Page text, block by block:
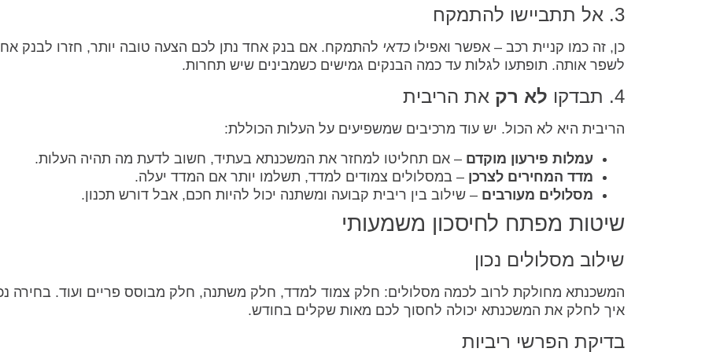
3. אל תתביישו להתמקח
כן, זה כמו קניית רכב – אפשר ואפילו כדאי להתמקח. אם בנק אחד נתן לכם הצעה טובה יותר, חזרו לבנק
לשפר אותה. תופתעו לגלות עד כמה הבנקים גמישים כשמבינים שיש תחרות.
4. תבדקו לא רק את הריבית
הריבית היא לא הכול. יש עוד מרכיבים שמשפיעים על העלות הכוללת:
עמלות פירעון מוקדם – אם תחליטו למחזר את המשכנתא בעתיד, חשוב לדעת מה תהיה העלות.
מדד המחירים לצרכן – במסלולים צמודים למדד, תשלמו יותר אם המדד יעלה.
מסלולים מעורבים – שילוב בין ריבית קבועה ומשתנה יכול להיות חכם, אבל דורש תכנון.
שיטות מפתח לחיסכון משמעותי
שילוב מסלולים נכון
המשכנתא מחולקת לרוב לכמה מסלולים: חלק צמוד למדד, חלק משתנה, חלק מבוסס פריים ועוד. בחירה
איך לחלק את המשכנתא יכולה לחסוך לכם מאות שקלים בחודש.
בדיקת הפרשי ריביות